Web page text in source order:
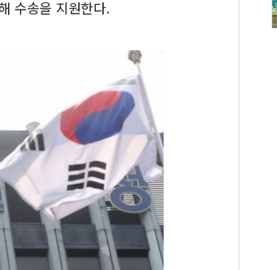
수송을 지원한다.